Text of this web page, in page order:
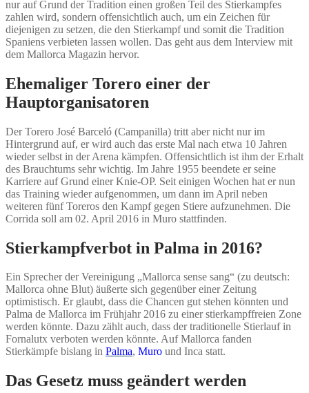
nur auf Grund der Tradition einen großen Teil des Stierkampfes
zahlen wird, sondern offensichtlich auch, um ein Zeichen für
diejenigen zu setzen, die den Stierkampf und somit die Tradition
Spaniens verbieten lassen wollen. Das geht aus dem Interview mit
dem Mallorca Magazin hervor.
Ehemaliger Torero einer der
Hauptorganisatoren
Der Torero José Barceló (Campanilla) tritt aber nicht nur im
Hintergrund auf, er wird auch das erste Mal nach etwa 10 Jahren
wieder selbst in der Arena kämpfen. Offensichtlich ist ihm der Erhalt
des Brauchtums sehr wichtig. Im Jahre 1955 beendete er seine
Karriere auf Grund einer Knie-OP. Seit einigen Wochen hat er nun
das Training wieder aufgenommen, um dann im April neben
weiteren fünf Toreros den Kampf gegen Stiere aufzunehmen. Die
Corrida soll am 02. April 2016 in Muro stattfinden.
Stierkampfverbot in Palma in 2016?
Ein Sprecher der Vereinigung „Mallorca sense sang“ (zu deutsch:
Mallorca ohne Blut) äußerte sich gegenüber einer Zeitung
optimistisch. Er glaubt, dass die Chancen gut stehen könnten und
Palma de Mallorca im Frühjahr 2016 zu einer stierkampffreien Zone
werden könnte. Dazu zählt auch, dass der traditionelle Stierlauf in
Fornalutx verboten werden könnte. Auf Mallorca fanden
Stierkämpfe bislang in Palma, Muro und Inca statt.
Das Gesetz muss geändert werden